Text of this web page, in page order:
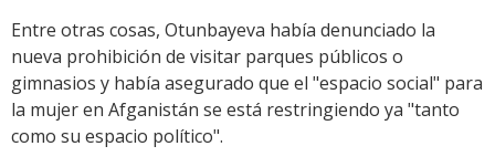
Entre otras cosas, Otunbayeva había denunciado la
nueva prohibición de visitar parques públicos o
gimnasios y había asegurado que el "espacio social" para
la mujer en Afganistán se está restringiendo ya "tanto
como su espacio político".